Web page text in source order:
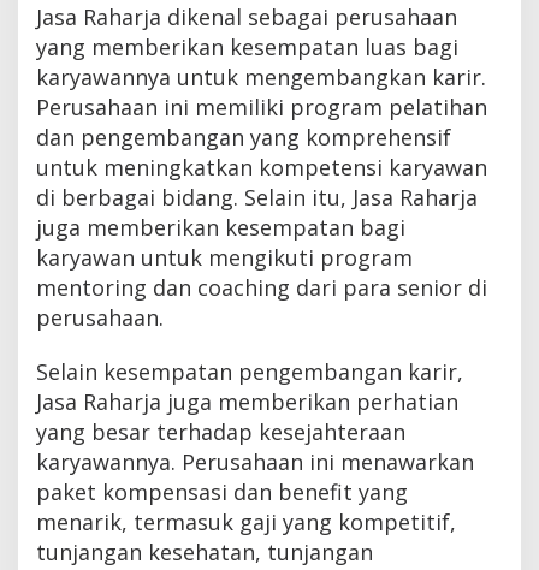
Jasa Raharja dikenal sebagai perusahaan
yang memberikan kesempatan luas bagi
karyawannya untuk mengembangkan karir.
Perusahaan ini memiliki program pelatihan
dan pengembangan yang komprehensif
untuk meningkatkan kompetensi karyawan
di berbagai bidang. Selain itu, Jasa Raharja
juga memberikan kesempatan bagi
karyawan untuk mengikuti program
mentoring dan coaching dari para senior di
perusahaan.
Selain kesempatan pengembangan karir,
Jasa Raharja juga memberikan perhatian
yang besar terhadap kesejahteraan
karyawannya. Perusahaan ini menawarkan
paket kompensasi dan benefit yang
menarik, termasuk gaji yang kompetitif,
tunjangan kesehatan, tunjangan